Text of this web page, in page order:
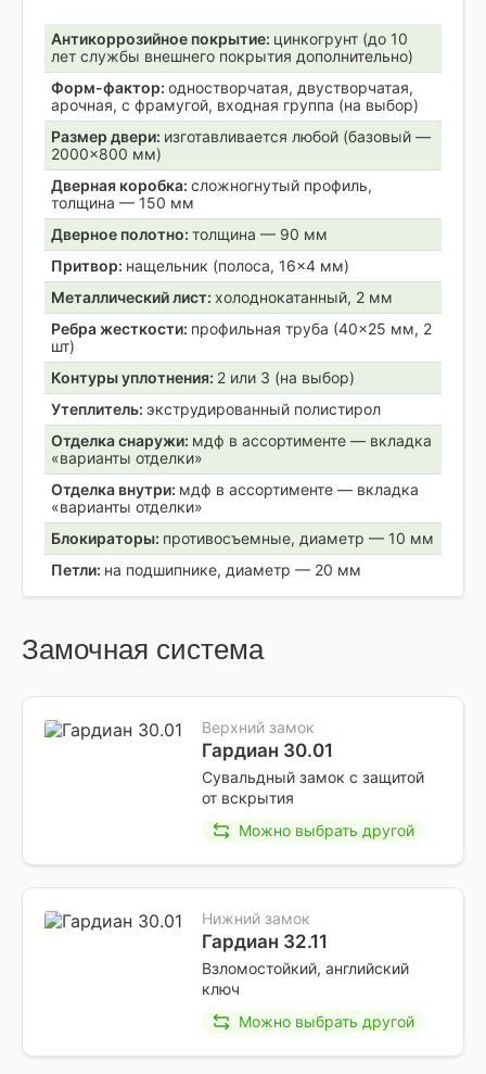
Антикоррозийное покрытие: цинкогрунт (до 10
лет службы внешнего покрытия дополнительно)
Форм-фактор: одностворчатая, двустворчатая,
арочная, с фрамугой, входная группа (на выбор)
Размер двери: изготавливается любой (базовый —
2000×800 мм)
Дверная коробка: сложногнутый профиль,
толщина — 150 мм
Дверное полотно: толщина — 90 мм
Притвор: нащельник (полоса, 16×4 мм)
Металлический лист: холоднокатанный, 2 мм
Ребра жесткости: профильная труба (40×25 мм, 2
шт)
Контуры уплотнения: 2 или 3 (на выбор)
Утеплитель: экструдированный полистирол
Отделка снаружи: мдф в ассортименте — вкладка
«варианты отделки»
Отделка внутри: мдф в ассортименте — вкладка
«варианты отделки»
Блокираторы: противосъемные, диаметр — 10 мм
Петли: на подшипнике, диаметр — 20 мм
Замочная система
Верхний замок
Гардиан 30.01
Сувальдный замок с защитой
от вскрытия
Можно выбрать другой
Нижний замок
Гардиан 32.11
Взломостойкий, английский
ключ
Можно выбрать другой